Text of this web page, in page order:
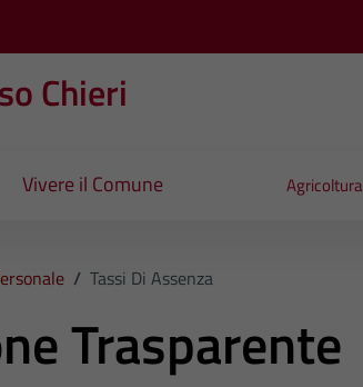
Chieri
Vivere il Comune Agricoltura
/ Tassi Di Assenza
Trasparente